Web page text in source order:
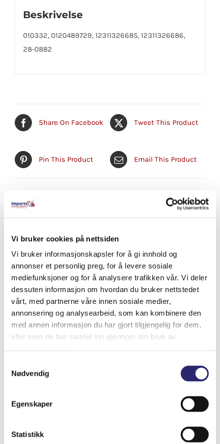
Vi bruker cookies på nettsiden
Vi bruker informasjonskapsler for å gi innhold og
annonser et personlig preg, for å levere sosiale
mediefunksjoner og for å analysere trafikken vår. Vi deler
dessuten informasjon om hvordan du bruker nettstedet
vårt, med partnerne våre innen sosiale medier,
annonsering og analysearbeid, som kan kombinere den
med annen informasjon du har gjort tilgjengelig for dem,
eller som de har samlet inn gjennom din bruk av
Nødvendig
Egenskaper
Statistikk
Beskrivelse
010332, 0120489729, 12311326685, 12311326686,
28-0882
Share On Facebook Tweet This Product
Pin This Product Email This Product
Relaterte produkter
STARTER 9T 2KW PERKINS D2-55 (25-
kr5,105.00
Varenummer: els-0001109035